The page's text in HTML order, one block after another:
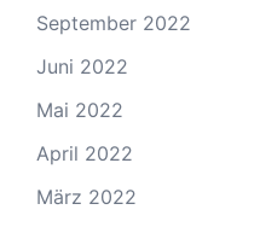
September 2022
Juni 2022
Mai 2022
April 2022
März 2022